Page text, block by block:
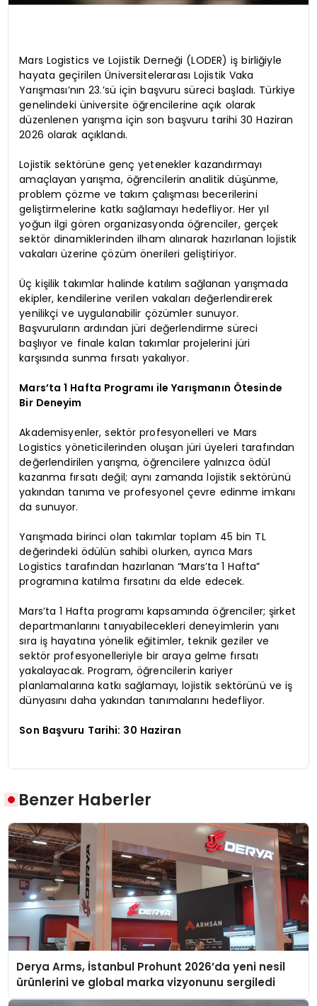
Mars Logistics ve Lojistik Derneği (LODER) iş birliğiyle
hayata geçirilen Üniversitelerarası Lojistik Vaka
Yarışması’nın 23.’sü için başvuru süreci başladı. Türkiye
genelindeki üniversite öğrencilerine açık olarak
düzenlenen yarışma için son başvuru tarihi 30 Haziran
2026 olarak açıklandı.
Lojistik sektörüne genç yetenekler kazandırmayı
amaçlayan yarışma, öğrencilerin analitik düşünme,
problem çözme ve takım çalışması becerilerini
geliştirmelerine katkı sağlamayı hedefliyor. Her yıl
yoğun ilgi gören organizasyonda öğrenciler, gerçek
sektör dinamiklerinden ilham alınarak hazırlanan lojistik
vakaları üzerine çözüm önerileri geliştiriyor.
Üç kişilik takımlar halinde katılım sağlanan yarışmada
ekipler, kendilerine verilen vakaları değerlendirerek
yenilikçi ve uygulanabilir çözümler sunuyor.
Başvuruların ardından jüri değerlendirme süreci
başlıyor ve finale kalan takımlar projelerini jüri
karşısında sunma fırsatı yakalıyor.
Mars’ta 1 Hafta Programı ile Yarışmanın Ötesinde
Bir Deneyim
Akademisyenler, sektör profesyonelleri ve Mars
Logistics yöneticilerinden oluşan jüri üyeleri tarafından
değerlendirilen yarışma, öğrencilere yalnızca ödül
kazanma fırsatı değil; aynı zamanda lojistik sektörünü
yakından tanıma ve profesyonel çevre edinme imkanı
da sunuyor.
Yarışmada birinci olan takımlar toplam 45 bin TL
değerindeki ödülün sahibi olurken, ayrıca Mars
Logistics tarafından hazırlanan “Mars’ta 1 Hafta”
programına katılma fırsatını da elde edecek.
Mars’ta 1 Hafta programı kapsamında öğrenciler; şirket
departmanlarını tanıyabilecekleri deneyimlerin yanı
sıra iş hayatına yönelik eğitimler, teknik geziler ve
sektör profesyonelleriyle bir araya gelme fırsatı
yakalayacak. Program, öğrencilerin kariyer
planlamalarına katkı sağlamayı, lojistik sektörünü ve iş
dünyasını daha yakından tanımalarını hedefliyor.
Son Başvuru Tarihi: 30 Haziran
Benzer Haberler
Derya Arms, İstanbul Prohunt 2026’da yeni nesil
ürünlerini ve global marka vizyonunu sergiledi